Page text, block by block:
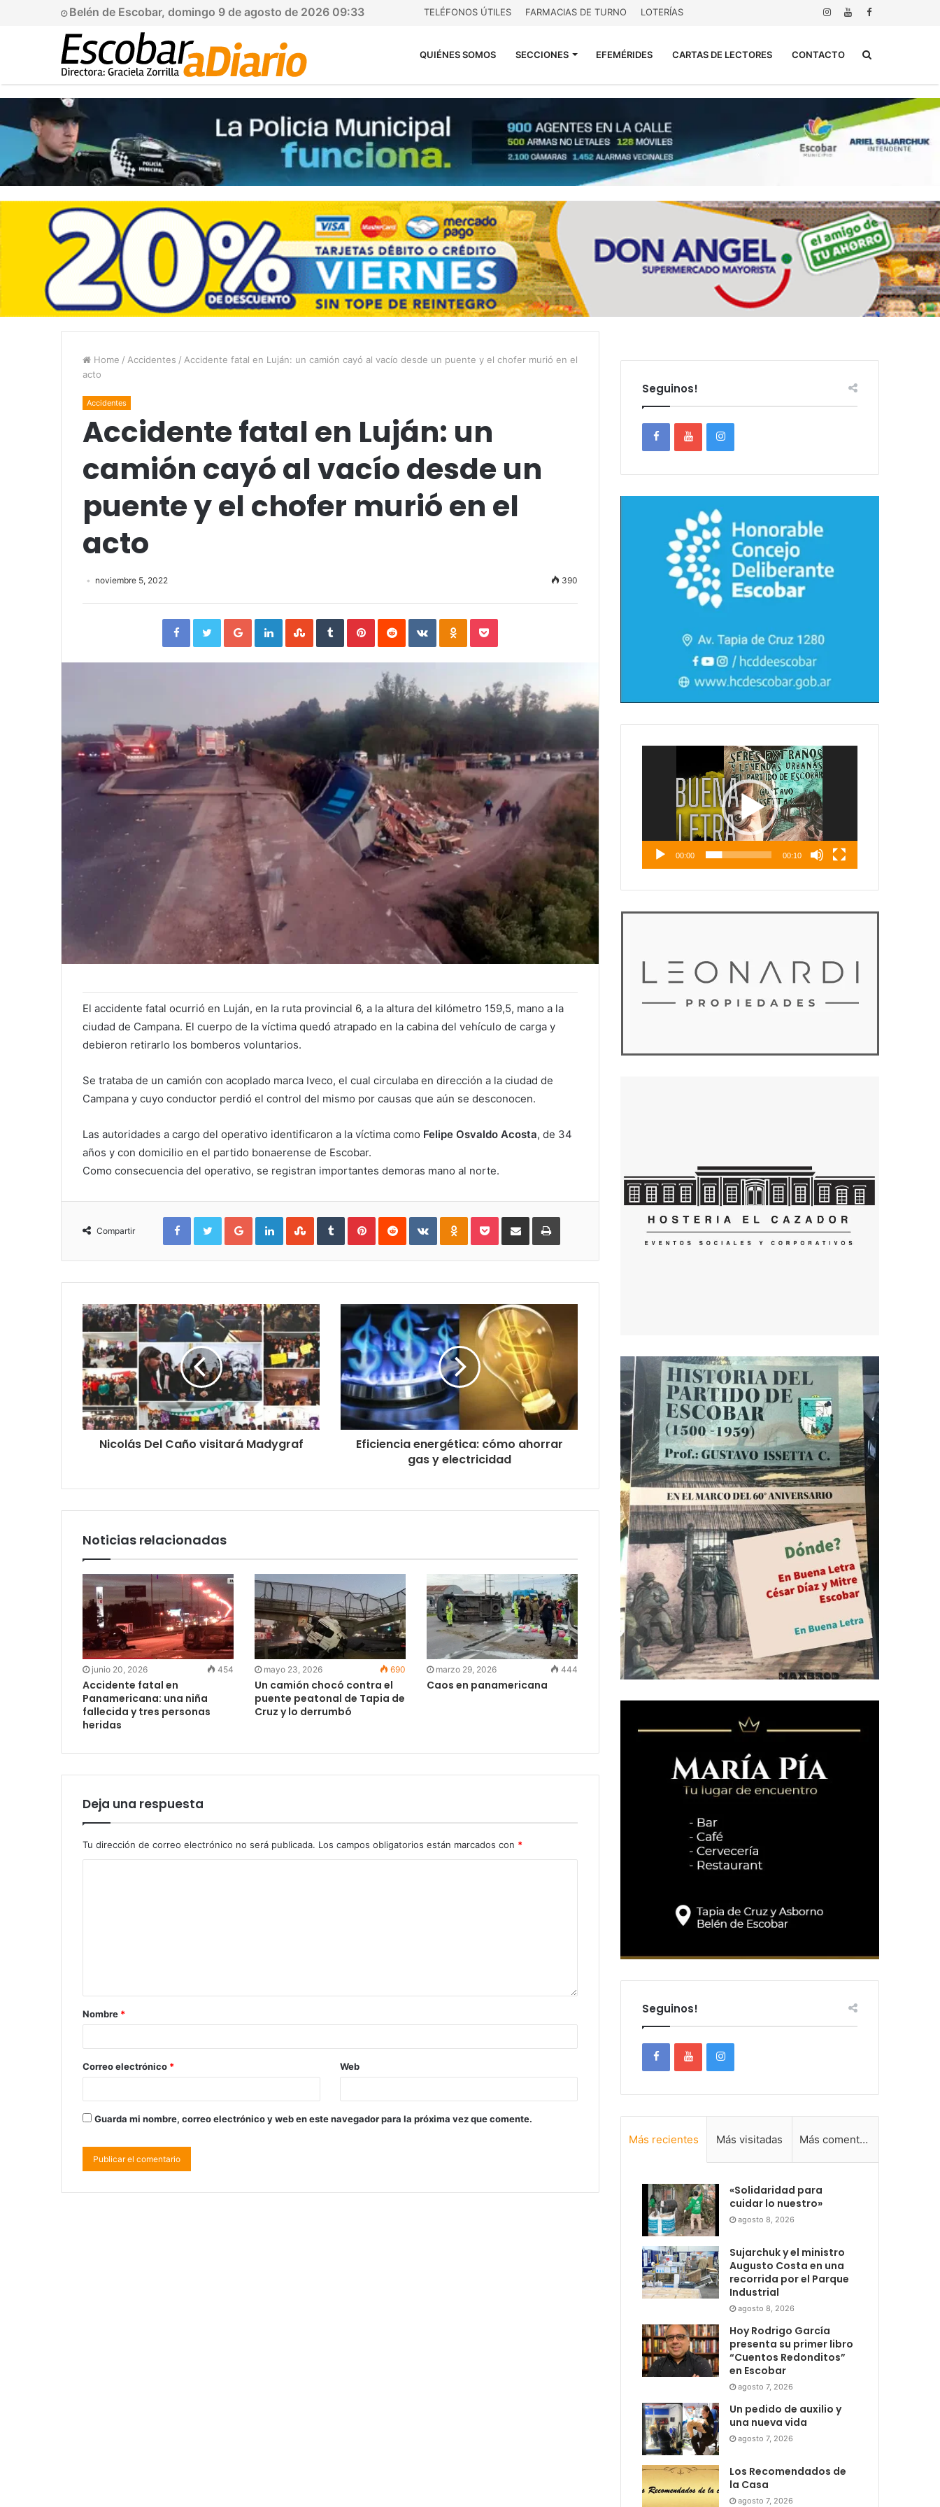
Belén de Escobar, domingo 9 de agosto de 2026 09:33 TELÉFONOS ÚTILES FARMACIAS DE TURNO LOTERÍAS
QUIÉNES SOMOS SECCIONES EFEMÉRIDES CARTAS DE LECTORES CONTACTO
Home / Accidentes / Accidente fatal en Luján: un camión cayó al vacío desde un puente y el chofer murió en el
acto
Accidentes
Accidente fatal en Luján: un
camión cayó al vacío desde un
puente y el chofer murió en el
acto
noviembre 5, 2022 390
FacebookTwitterGoogle+LinkedInStumbleUpon
TumblrPinterestReddit VKontakteOdnoklassniki
Pocket
El accidente fatal ocurrió en Luján, en la ruta provincial 6, a la altura del kilómetro 159,5, mano a la
ciudad de Campana. El cuerpo de la víctima quedó atrapado en la cabina del vehículo de carga y
debieron retirarlo los bomberos voluntarios.
Se trataba de un camión con acoplado marca Iveco, el cual circulaba en dirección a la ciudad de
Campana y cuyo conductor perdió el control del mismo por causas que aún se desconocen.
Las autoridades a cargo del operativo identificaron a la víctima como Felipe Osvaldo Acosta, de 34
años y con domicilio en el partido bonaerense de Escobar.
Como consecuencia del operativo, se registran importantes demoras mano al norte.
Compartir
FacebookTwitterGoogle+LinkedInStumbleUpon
TumblrPinterestReddit VKontakteOdnoklassniki
PocketCompartirImprimir
Nicolás Del Caño visitará Madygraf
Eficiencia energética: cómo ahorrar
gas y electricidad
Noticias relacionadas
junio 20, 2026 454
Accidente fatal en
Panamericana: una niña
fallecida y tres personas
heridas
mayo 23, 2026 690
Un camión chocó contra el
puente peatonal de Tapia de
Cruz y lo derrumbó
marzo 29, 2026 444
Caos en panamericana
Deja una respuesta
Tu dirección de correo electrónico no será publicada. Los campos obligatorios están marcados con *
Nombre *
Correo electrónico * Web
Guarda mi nombre, correo electrónico y web en este navegador para la próxima vez que comente.
Seguinos!
00:00 00:10
Seguinos!
Más recientes Más visitadas Más comentadas
«Solidaridad para
cuidar lo nuestro»
agosto 8, 2026
Sujarchuk y el ministro
Augusto Costa en una
recorrida por el Parque
Industrial
agosto 8, 2026
Hoy Rodrigo García
presenta su primer libro
“Cuentos Redonditos”
en Escobar
agosto 7, 2026
Un pedido de auxilio y
una nueva vida
agosto 7, 2026
Los Recomendados de
la Casa
agosto 7, 2026